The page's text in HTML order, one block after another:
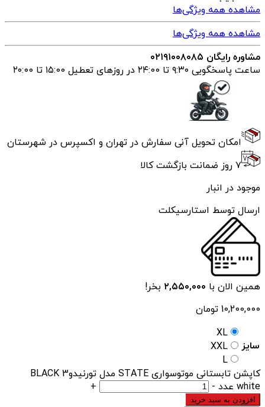
مشاهده همه ویژگی‌ها
مشاهده همه ویژگی‌ها
مشاوره رایگان ۰۲۱۹۱۰۰۸۰۸۵
ساعت پاسخگویی ۹:۳۰ تا ۲۴:00 در روزهای تعطیل ۱۵:00 تا ۲۰:00
امکان تحویل آنی سفارش در تهران و اکسپرس در شهرستان
۷ روز ضمانت بازگشت کالا
موجود در انبار
ارسال توسط استارسیکلت
همین الان با ۲,۵۵۰,۰۰۰ بخر!
10,200,000 تومان
سایز
XL
XXL
L
کاپشن تابستانی موتوسواری STATE مدل تورنیدو3 BLACK
white عدد
-
+
افزودن به سبد خرید